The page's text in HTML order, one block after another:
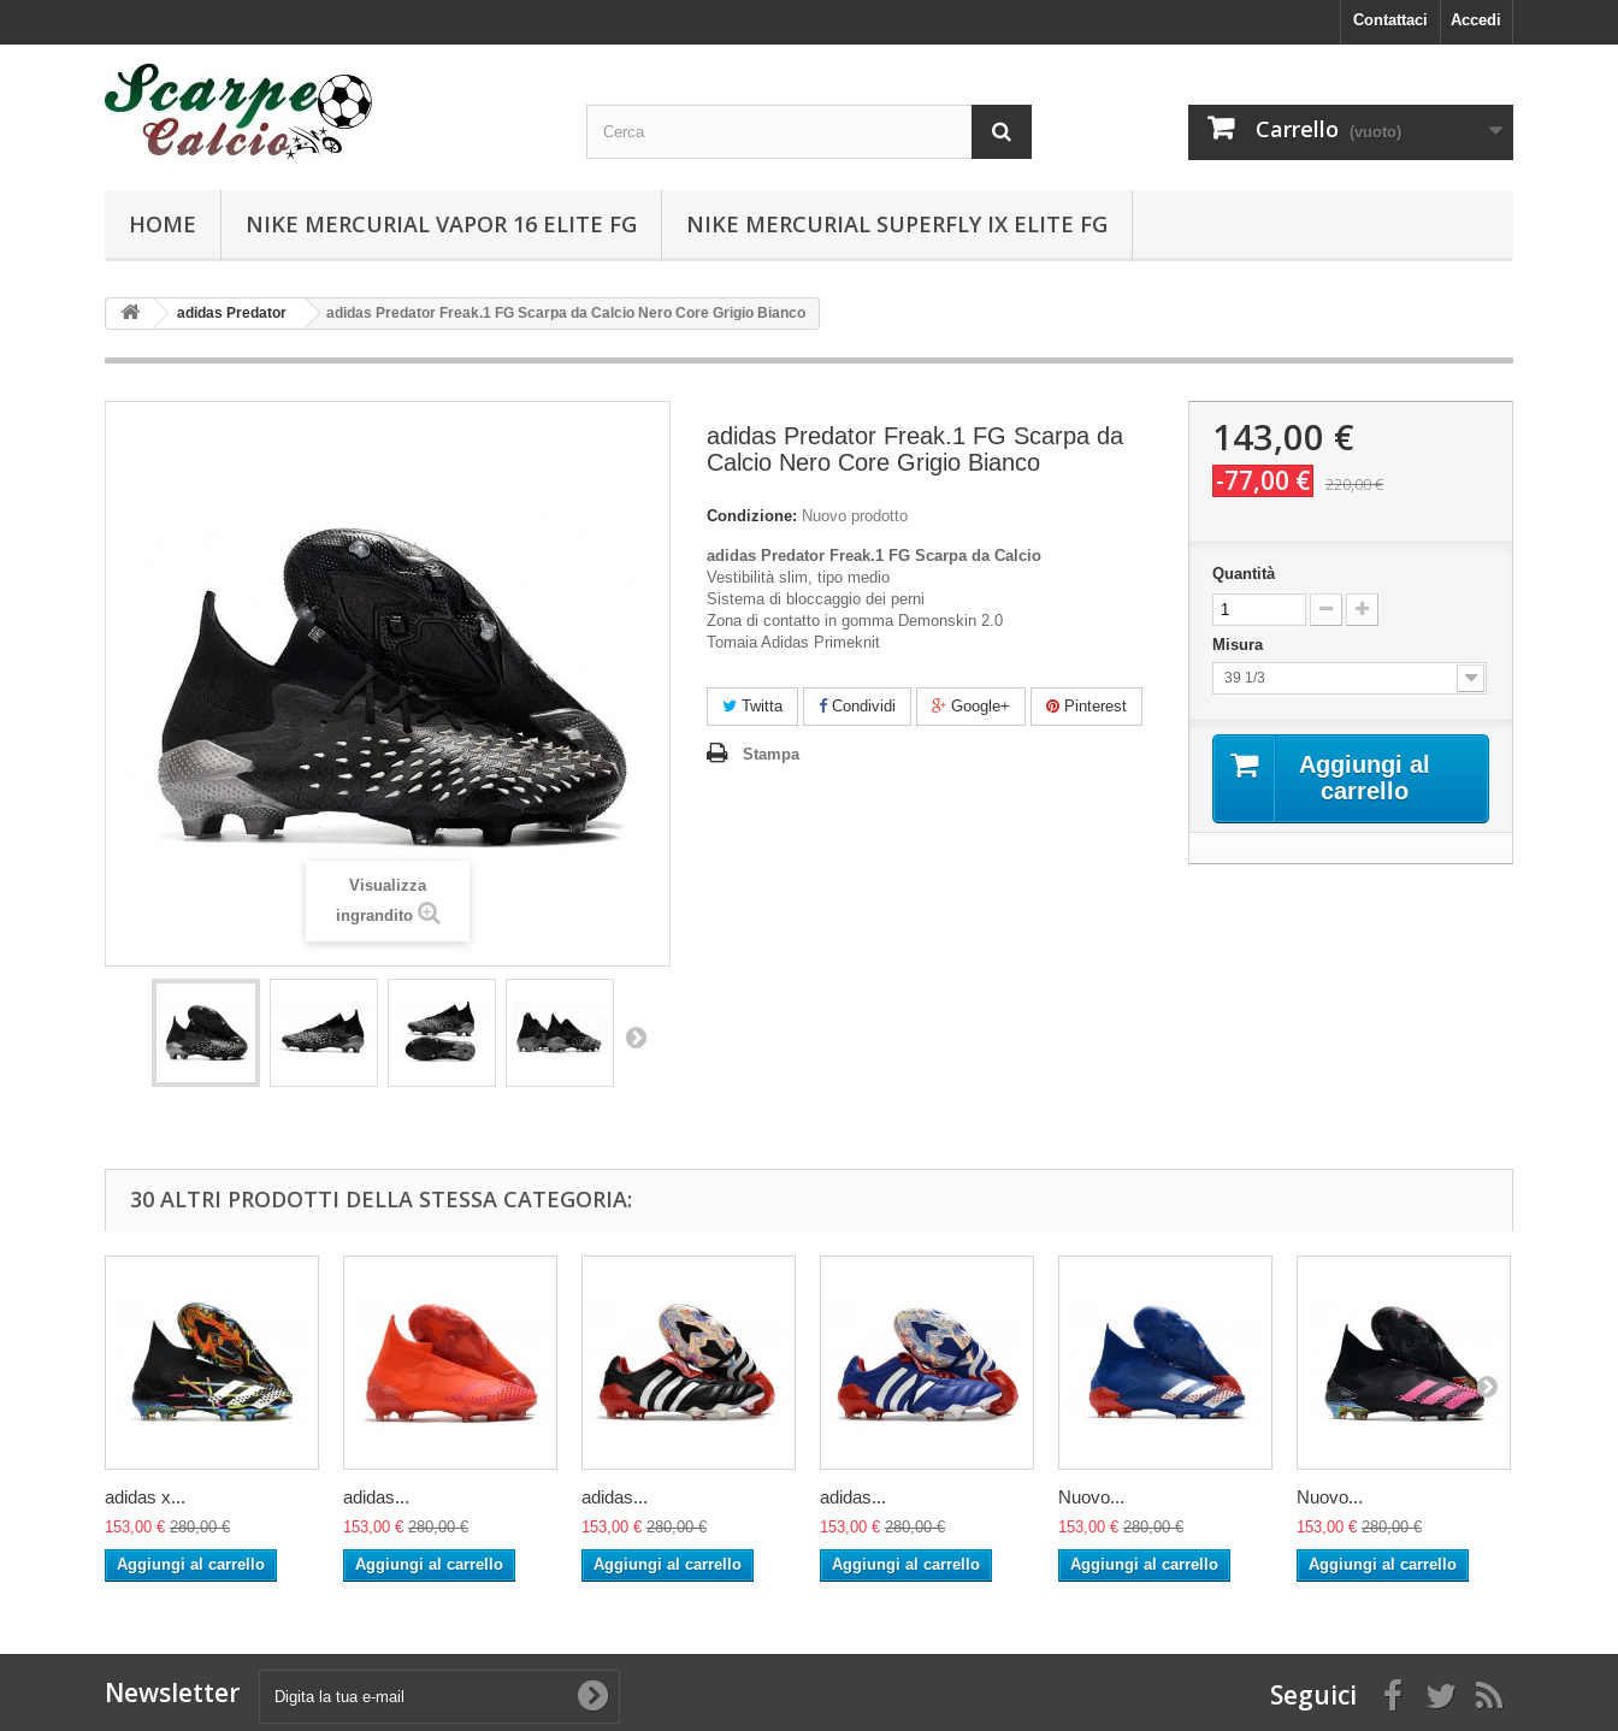
Accedi
Contattaci
Carrello (vuoto)
HOME NIKE MERCURIAL VAPOR 16 ELITE FG NIKE MERCURIAL SUPERFLY IX ELITE FG
adidas Predator adidas Predator Freak.1 FG Scarpa da Calcio Nero Core Grigio Bianco
Visualizza
ingrandito
adidas Predator Freak.1 FG Scarpa da
Calcio Nero Core Grigio Bianco
Condizione: Nuovo prodotto
adidas Predator Freak.1 FG Scarpa da Calcio
Vestibilità slim, tipo medio
Sistema di bloccaggio dei perni
Zona di contatto in gomma Demonskin 2.0
Tomaia Adidas Primeknit
Twitta Condividi Google+ Pinterest
Stampa
143,00 €
-77,00 € 220,00 €
Quantità
Misura
39 1/3
Aggiungi al
carrello
30 ALTRI PRODOTTI DELLA STESSA CATEGORIA:
adidas x...
153,00 € 280,00 €
Aggiungi al carrello
adidas...
153,00 € 280,00 €
Aggiungi al carrello
adidas...
153,00 € 280,00 €
Aggiungi al carrello
adidas...
153,00 € 280,00 €
Aggiungi al carrello
Nuovo...
153,00 € 280,00 €
Aggiungi al carrello
Nuovo...
153,00 € 280,00 €
Aggiungi al carrello
Newsletter Seguici